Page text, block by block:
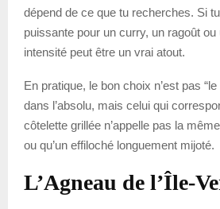
dépend de ce que tu recherches. Si
puissante pour un curry, un ragoût
intensité peut être un vrai atout.
En pratique, le bon choix n’est pas
dans l’absolu, mais celui qui
côtelette grillée n’appelle pas la
ou qu’un effiloché longuement mijoté.
L’Agneau de l’Île-